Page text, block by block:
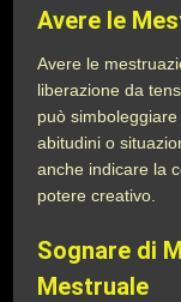
Avere le
Avere le
liberazione da
può
abitudini o
anche indicare la
potere creativo.
Sognare di
Mestruale